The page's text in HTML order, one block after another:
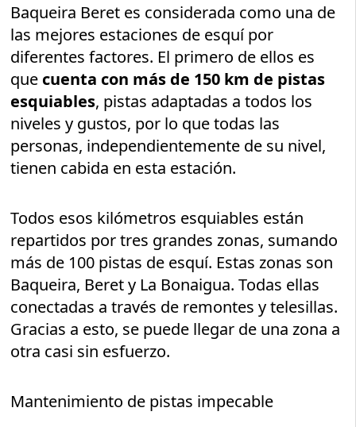
Baqueira Beret es considerada como una de
las mejores estaciones de esquí por
diferentes factores. El primero de ellos es
que cuenta con más de 150 km de pistas
esquiables, pistas adaptadas a todos los
niveles y gustos, por lo que todas las
personas, independientemente de su nivel,
tienen cabida en esta estación.
Todos esos kilómetros esquiables están
repartidos por tres grandes zonas, sumando
más de 100 pistas de esquí. Estas zonas son
Baqueira, Beret y La Bonaigua. Todas ellas
conectadas a través de remontes y telesillas.
Gracias a esto, se puede llegar de una zona a
otra casi sin esfuerzo.
Mantenimiento de pistas impecable